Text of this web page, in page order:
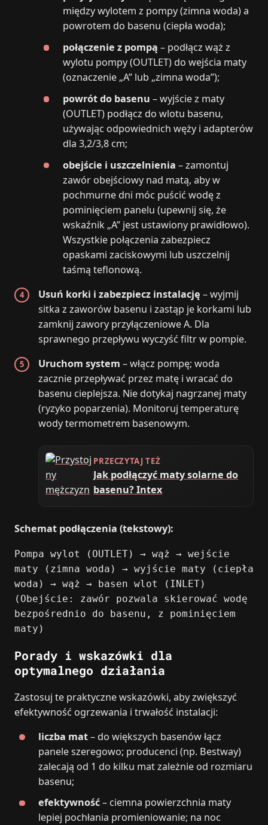
między wylotem z pompy (zimna woda) a
powrotem do basenu (ciepła woda);
połączenie z pompą – podłącz wąż z
wylotu pompy (OUTLET) do wejścia maty
(oznaczenie „A” lub „zimna woda”);
powrót do basenu – wyjście z maty
(OUTLET) podłącz do wlotu basenu,
używając odpowiednich węży i adapterów
dla 3,2/3,8 cm;
obejście i uszczelnienia – zamontuj
zawór obejściowy nad matą, aby w
pochmurne dni móc puścić wodę z
pominięciem panelu (upewnij się, że
wskaźnik „A” jest ustawiony prawidłowo).
Wszystkie połączenia zabezpiecz
opaskami zaciskowymi lub uszczelnij
taśmą teflonową.
Usuń korki i zabezpiecz instalację – wyjmij
sitka z zaworów basenu i zastąp je korkami lub
zamknij zawory przyłączeniowe A. Dla
sprawnego przepływu wyczyść filtr w pompie.
Uruchom system – włącz pompę; woda
zacznie przepływać przez matę i wracać do
basenu cieplejsza. Nie dotykaj nagrzanej maty
(ryzyko poparzenia). Monitoruj temperaturę
wody termometrem basenowym.
PRZECZYTAJ TEŻ
Jak podłączyć maty solarne do
basenu? Intex
Schemat podłączenia (tekstowy):
Pompa wylot (OUTLET) → wąż → wejście
maty (zimna woda) → wyjście maty (ciepła
woda) → wąż → basen wlot (INLET)
(Obejście: zawór pozwala skierować wodę
bezpośrednio do basenu, z pominięciem
maty)
Porady i wskazówki dla
optymalnego działania
Zastosuj te praktyczne wskazówki, aby zwiększyć
efektywność ogrzewania i trwałość instalacji:
liczba mat– do większych basenów łącz
panele szeregowo; producenci (np. Bestway)
zalecają od 1 do kilku mat zależnie od rozmiaru
basenu;
efektywność– ciemna powierzchnia maty
lepiej pochłania promieniowanie; na noc